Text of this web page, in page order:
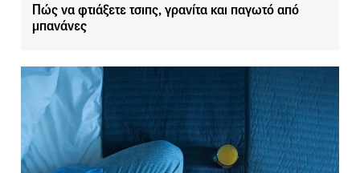
Πώς να φτιάξετε τσιπς, γρανίτα και παγωτό από
μπανάνες